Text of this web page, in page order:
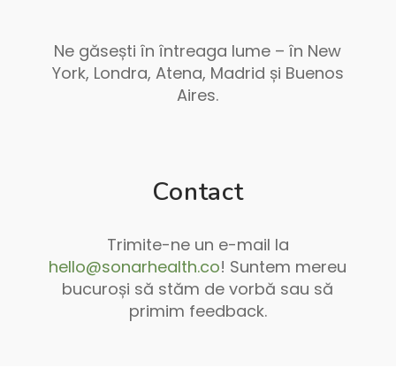
Ne găsești în întreaga lume – în New
York, Londra, Atena, Madrid și Buenos
Aires.
Contact
Trimite-ne un e-mail la
hello@sonarhealth.co! Suntem mereu
bucuroși să stăm de vorbă sau să
primim feedback.